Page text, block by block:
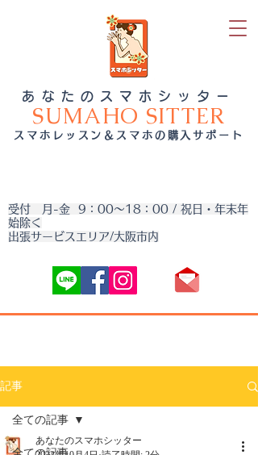
あなたのスマホシッター
SUMAHO SITTER
スマホレッスン＆スマホの購入サポート
受付 月-金 9：00～18：00 / 祝日・年末年
始除く
出張サービスエリア/大阪市内
記事
全ての記事
あなたのスマホシッター